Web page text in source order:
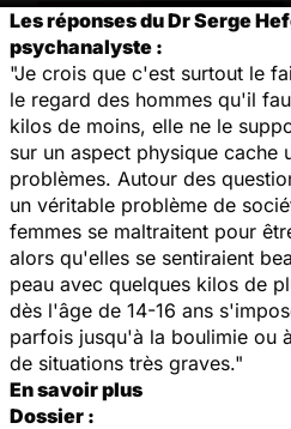
Les réponses du Dr Serge
psychanalyste :
"Je crois que c'est surtout le
le regard des hommes qu'il
kilos de moins, elle ne le
sur un aspect physique cache
problèmes. Autour des
un véritable problème de
femmes se maltraitent pour
alors qu'elles se sentiraient
peau avec quelques kilos de
dès l'âge de 14-16 ans
parfois jusqu'à la boulimie ou
de situations très graves."
En savoir plus
Dossier :